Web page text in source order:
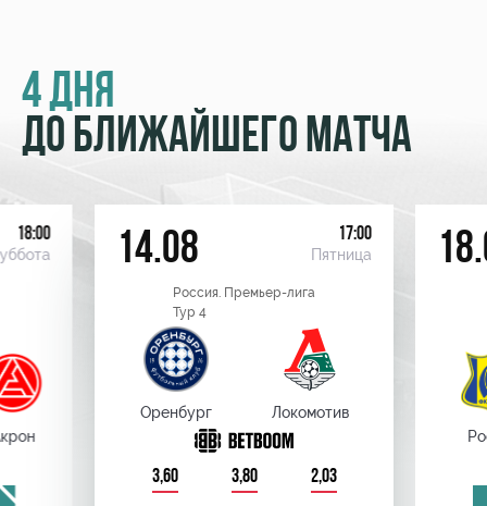
4 ДНЯ
ДО БЛИЖАЙШЕГО МАТЧА
18:00 14.08 17:00
Пятница
Россия. Премьер-лига
Тур 4
Оренбург Локомотив
3,60 3,80 2,03